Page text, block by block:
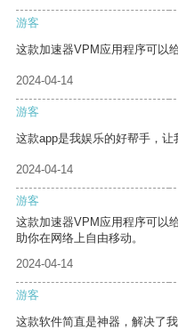
游客
这款加速器VPM应用程序可以
2024-04-14
游客
这款app是我娱乐的好帮手，让
2024-04-14
游客
这款加速器VPM应用程序可以
助你在网络上自由移动。
2024-04-14
游客
这款软件简直是神器，解决了我